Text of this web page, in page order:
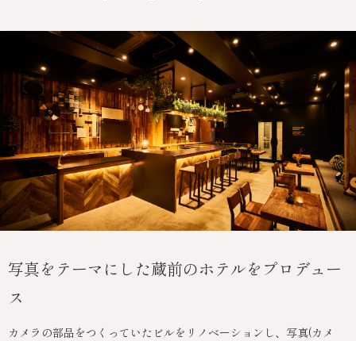
写真をテーマにした蔵前のホテルをプロデュー
ス
カメラの部品をつくっていたビルをリノベーションし、写真(カメ